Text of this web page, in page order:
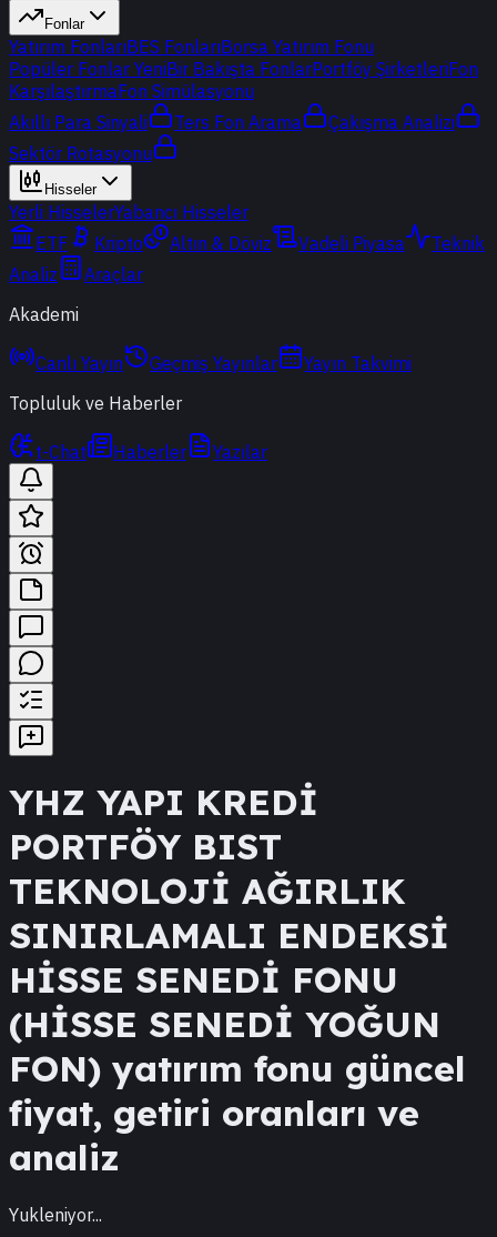
Fonlar
Yatırım FonlarıBES FonlarıBorsa Yatırım Fonu
Popüler Fonlar YeniBir Bakışta FonlarPortföy ŞirketleriFon
KarşılaştırmaFon Simülasyonu
Akıllı Para Sinyali
Ters Fon Arama
Çakışma Analizi
Sektör Rotasyonu
Hisseler
Yerli HisselerYabancı Hisseler
ETF
Kripto Altın & Döviz Vadeli Piyasa
Teknik
Analiz
Araçlar
Akademi
Canlı Yayın Geçmiş Yayınlar
Yayın Takvimi
Topluluk ve Haberler
t-Chat Haberler Yazılar
YHZ YAPI KREDİ
PORTFÖY BIST
TEKNOLOJİ AĞIRLIK
SINIRLAMALI ENDEKSİ
HİSSE SENEDİ FONU
(HİSSE SENEDİ YOĞUN
FON) yatırım fonu güncel
fiyat, getiri oranları ve
analiz
Yukleniyor...